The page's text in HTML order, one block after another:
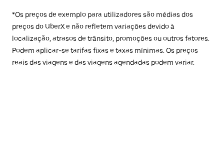
*Os preços de exemplo para utilizadores são médias dos
preços do UberX e não refletem variações devido à
localização, atrasos de trânsito, promoções ou outros fatores.
Podem aplicar-se tarifas fixas e taxas mínimas. Os preços
reais das viagens e das viagens agendadas podem variar.